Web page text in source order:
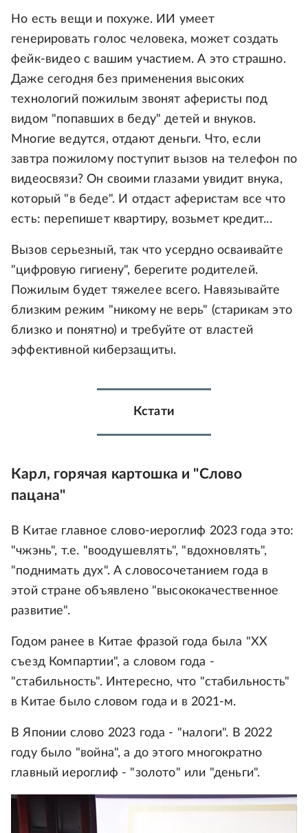
Но есть вещи и похуже. ИИ умеет
генерировать голос человека, может создать
фейк-видео с вашим участием. А это страшно.
Даже сегодня без применения высоких
технологий пожилым звонят аферисты под
видом "попавших в беду" детей и внуков.
Многие ведутся, отдают деньги. Что, если
завтра пожилому поступит вызов на телефон по
видеосвязи? Он своими глазами увидит внука,
который "в беде". И отдаст аферистам все что
есть: перепишет квартиру, возьмет кредит...
Вызов серьезный, так что усердно осваивайте
"цифровую гигиену", берегите родителей.
Пожилым будет тяжелее всего. Навязывайте
близким режим "никому не верь" (старикам это
близко и понятно) и требуйте от властей
эффективной киберзащиты.
Кстати
Карл, горячая картошка и "Слово
пацана"
В Китае главное слово-иероглиф 2023 года это:
"чжэнь", т.е. "воодушевлять", "вдохновлять",
"поднимать дух". А словосочетанием года в
этой стране объявлено "высококачественное
развитие".
Годом ранее в Китае фразой года была "ХХ
съезд Компартии", а словом года -
"стабильность". Интересно, что "стабильность"
в Китае было словом года и в 2021-м.
В Японии слово 2023 года - "налоги". В 2022
году было "война", а до этого многократно
главный иероглиф - "золото" или "деньги".